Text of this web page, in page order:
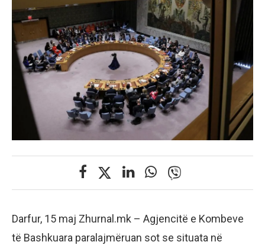
Darfur, 15 maj Zhurnal.mk – Agjencitë e Kombeve
të Bashkuara paralajmëruan sot se situata në